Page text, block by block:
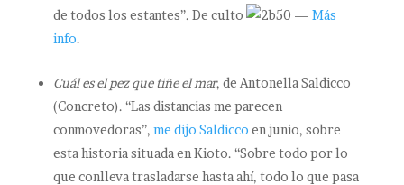
de todos los estantes”. De culto
— Más
info.
Cuál es el pez que tiñe el mar, de Antonella Saldicco
(Concreto). “Las distancias me parecen
conmovedoras”, me dijo Saldicco en junio, sobre
esta historia situada en Kioto. “Sobre todo por lo
que conlleva trasladarse hasta ahí, todo lo que pasa